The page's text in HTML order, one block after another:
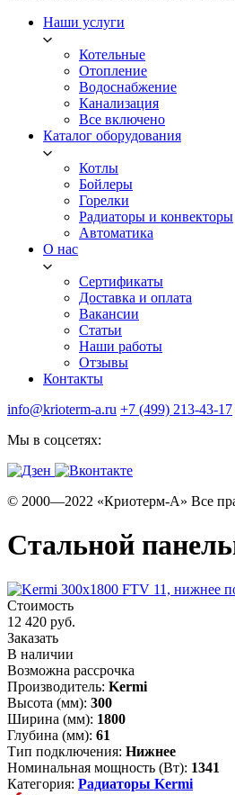
Наши услуги
Котельные
Отопление
Водоснабжение
Канализация
Все включено
Каталог оборудования
Котлы
Бойлеры
Горелки
Радиаторы и конвекторы
Автоматика
О нас
Сертификаты
Доставка и оплата
Вакансии
Статьи
Наши работы
Отзывы
Контакты
info@krioterm-a.ru +7 (499) 213-43-17
Мы в соцсетях:
© 2000—2022 «Криотерм-А» Все
Стальной
Стоимость
12 420 руб.
Заказать
В наличии
Возможна рассрочка
Производитель: Kermi
Высота (мм): 300
Ширина (мм): 1800
Глубина (мм): 61
Тип подключения: Нижнее
Номинальная мощность (Вт): 1341
Категория: Радиаторы Kermi